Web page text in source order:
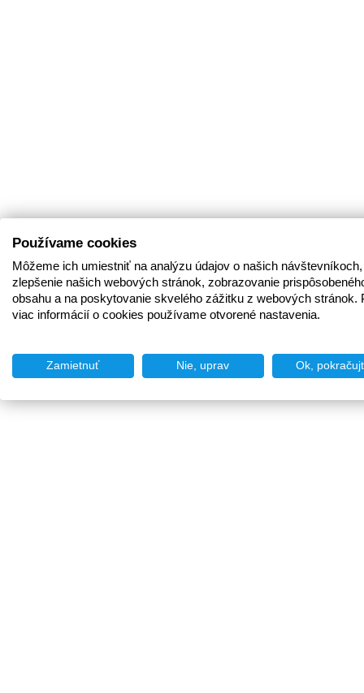
Používame cookies
Môžeme ich umiestniť na analýzu údajov o našich
zlepšenie našich webových stránok, zobrazovanie
obsahu a na poskytovanie skvelého zážitku z webových stránok.
viac informácií o cookies používame otvorené nastavenia.
Zamietnuť Nie, uprav Ok,